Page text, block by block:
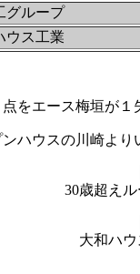
グループ
ウス工業
エース梅垣が
ウスの川崎よ
30歳超え
大和ハ